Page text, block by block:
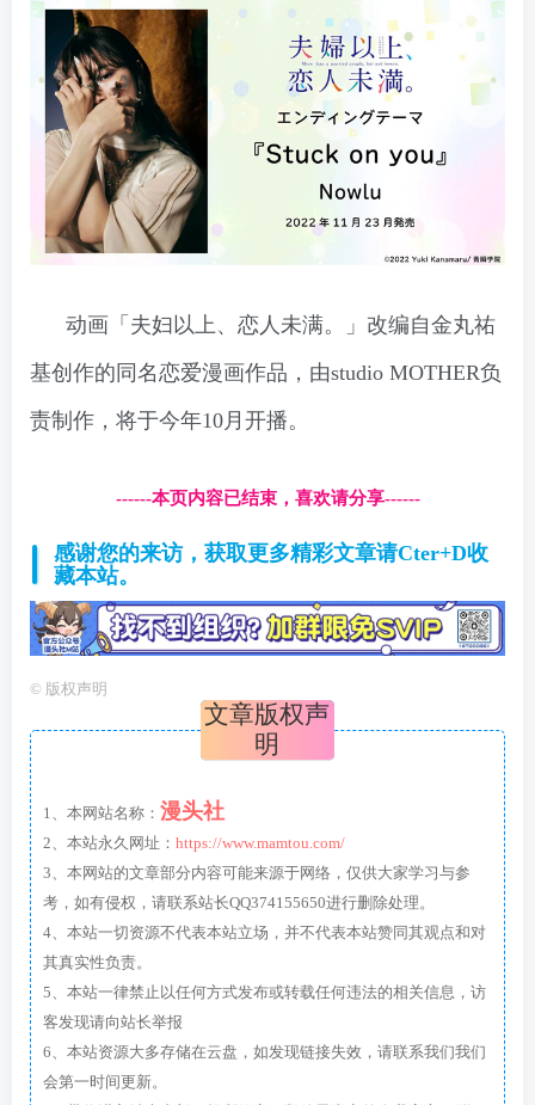
动画「夫妇以上、恋人未满。」改编自金丸祐
基创作的同名恋爱漫画作品，由studio MOTHER负
责制作，将于今年10月开播。
------本页内容已结束，喜欢请分享------
感谢您的来访，获取更多精彩文章请Cter+D收
藏本站。
© 版权声明
文章版权声
明
1、本网站名称： 漫头社
2、本站永久网址： https://www.mamtou.com/
3、本网站的文章部分内容可能来源于网络，仅供大家学习与参
考，如有侵权，请联系站长QQ374155650进行删除处理。
4、本站一切资源不代表本站立场，并不代表本站赞同其观点和对
其真实性负责。
5、本站一律禁止以任何方式发布或转载任何违法的相关信息，访
客发现请向站长举报
6、本站资源大多存储在云盘，如发现链接失效，请联系我们我们
会第一时间更新。